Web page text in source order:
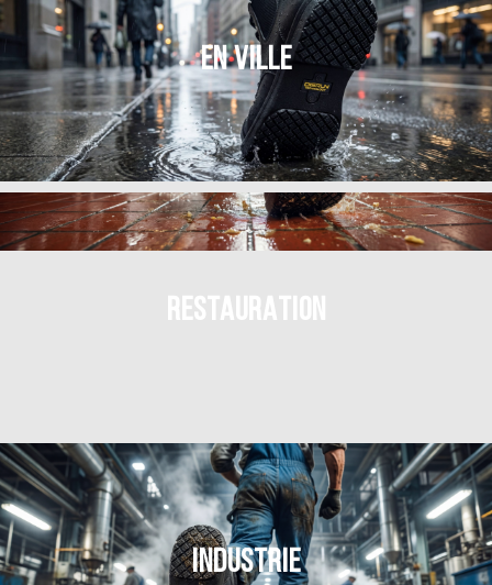
EN VILLE
RESTAURATION
INDUSTRIE